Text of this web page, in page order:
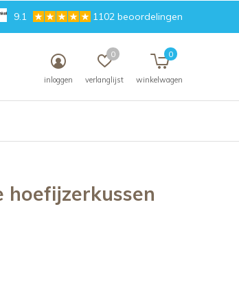
inloggen verlanglijst
0
winkelwagen
0
9.1 1102 beoordelingen
hoefijzerkussen